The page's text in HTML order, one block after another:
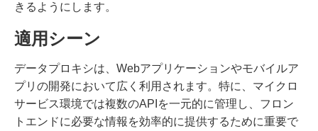
きるようにします。
適用シーン
データプロキシは、Webアプリケーションやモバイルア
プリの開発において広く利用されます。特に、マイクロ
サービス環境では複数のAPIを一元的に管理し、フロン
トエンドに必要な情報を効率的に提供するために重要で